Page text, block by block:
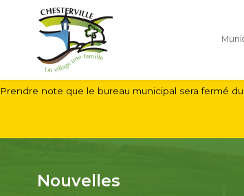
Prendre note que le bureau municipal sera fermé
Nouvelles